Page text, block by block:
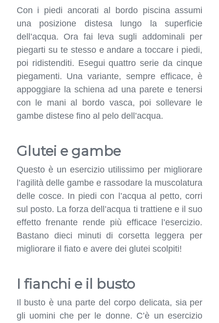
Con i piedi ancorati al bordo piscina assumi
una posizione distesa lungo la superficie
dell’acqua. Ora fai leva sugli addominali per
piegarti su te stesso e andare a toccare i piedi,
poi ridistenditi. Esegui quattro serie da cinque
piegamenti. Una variante, sempre efficace, è
appoggiare la schiena ad una parete e tenersi
con le mani al bordo vasca, poi sollevare le
gambe distese fino al pelo dell’acqua.
Glutei e gambe
Questo è un esercizio utilissimo per migliorare
l’agilità delle gambe e rassodare la muscolatura
delle cosce. In piedi con l’acqua al petto, corri
sul posto. La forza dell’acqua ti trattiene e il suo
effetto frenante rende più efficace l’esercizio.
Bastano dieci minuti di corsetta leggera per
migliorare il fiato e avere dei glutei scolpiti!
I fianchi e il busto
Il busto è una parte del corpo delicata, sia per
gli uomini che per le donne. C’è un esercizio